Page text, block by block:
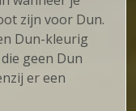
zijn voor Dun.
Dun-kleurig
geen Dun
er een